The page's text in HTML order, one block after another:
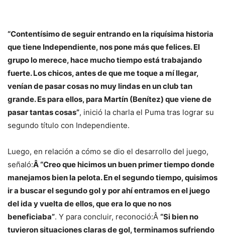
“Contentísimo de seguir entrando en la riquísima historia
que tiene Independiente, nos pone más que felices. El
grupo lo merece, hace mucho tiempo está trabajando
fuerte. Los chicos, antes de que me toque a mí llegar,
venían de pasar cosas no muy lindas en un club tan
grande. Es para ellos, para Martín (Benítez) que viene de
pasar tantas cosas”, inició la charla el Puma tras lograr su
segundo título con Independiente.
Luego, en relación a cómo se dio el desarrollo del juego,
señaló:Â “Creo que hicimos un buen primer tiempo donde
manejamos bien la pelota. En el segundo tiempo, quisimos
ir a buscar el segundo gol y por ahí entramos en el juego
del ida y vuelta de ellos, que era lo que no nos
beneficiaba”. Y para concluir, reconoció:Â “Si bien no
tuvieron situaciones claras de gol, terminamos sufriendo